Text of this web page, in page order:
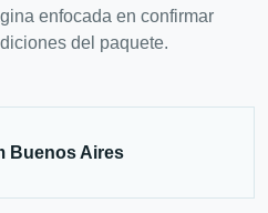
enfocada en confirmar
del paquete.
Buenos Aires